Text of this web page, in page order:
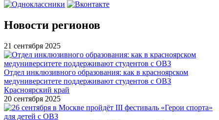
Новости регионов
21 сентября 2025
Отдел инклюзивного образования: как в красноярском
медуниверситете поддерживают студентов с ОВЗ
Красноярский край
20 сентября 2025